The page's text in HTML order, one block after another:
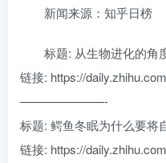
新闻来源：知乎日榜
标题: 从生物进化的角
链接: https://
———————-
标题: 鳄鱼冬眠为什么要将
链接: https://